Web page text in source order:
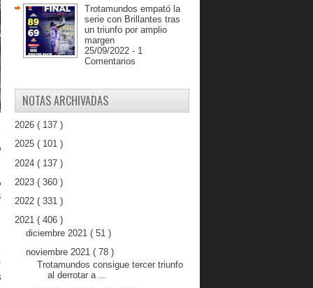
Trotamundos empató la
serie con Brillantes tras
un triunfo por amplio
margen
25/09/2022 - 1
Comentarios
NOTAS ARCHIVADAS
2026 ( 137 )
2025 ( 101 )
2024 ( 137 )
2023 ( 360 )
2022 ( 331 )
2021 ( 406 )
diciembre 2021 ( 51 )
noviembre 2021 ( 78 )
Trotamundos consigue tercer triunfo
al derrotar a ...